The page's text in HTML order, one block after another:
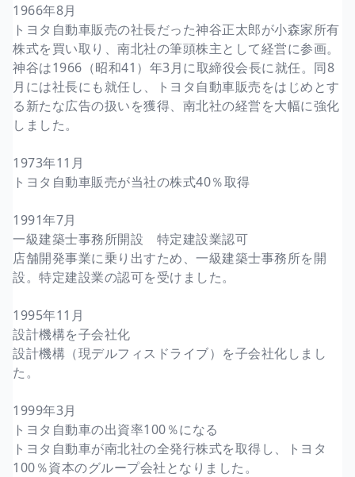
1966年8月
トヨタ自動車販売の社長だった神谷正太郎が小森家所有
株式を買い取り、南北社の筆頭株主として経営に参画。
神谷は1966（昭和41）年3月に取締役会長に就任。同8
月には社長にも就任し、トヨタ自動車販売をはじめとす
る新たな広告の扱いを獲得、南北社の経営を大幅に強化
しました。
1973年11月
トヨタ自動車販売が当社の株式40％取得
1991年7月
一級建築士事務所開設 特定建設業認可
店舗開発事業に乗り出すため、一級建築士事務所を開
設。特定建設業の認可を受けました。
1995年11月
設計機構を子会社化
設計機構（現デルフィスドライブ）を子会社化しまし
た。
1999年3月
トヨタ自動車の出資率100％になる
トヨタ自動車が南北社の全発行株式を取得し、トヨタ
100％資本のグループ会社となりました。